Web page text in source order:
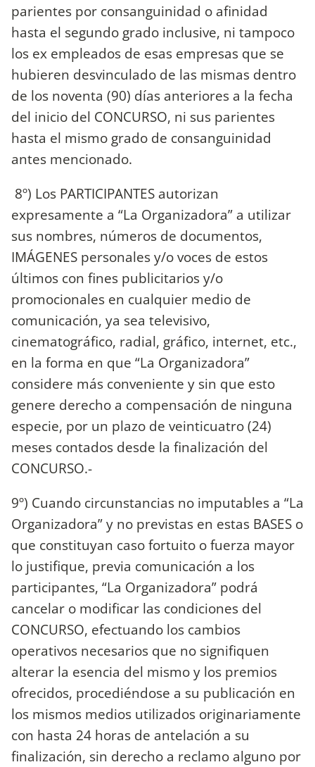
parientes por consanguinidad o afinidad
hasta el segundo grado inclusive, ni tampoco
los ex empleados de esas empresas que se
hubieren desvinculado de las mismas dentro
de los noventa (90) días anteriores a la fecha
del inicio del CONCURSO, ni sus parientes
hasta el mismo grado de consanguinidad
antes mencionado.
8º) Los PARTICIPANTES autorizan
expresamente a “La Organizadora” a utilizar
sus nombres, números de documentos,
IMÁGENES personales y/o voces de estos
últimos con fines publicitarios y/o
promocionales en cualquier medio de
comunicación, ya sea televisivo,
cinematográfico, radial, gráfico, internet, etc.,
en la forma en que “La Organizadora”
considere más conveniente y sin que esto
genere derecho a compensación de ninguna
especie, por un plazo de veinticuatro (24)
meses contados desde la finalización del
CONCURSO.-
9º) Cuando circunstancias no imputables a “La
Organizadora” y no previstas en estas BASES o
que constituyan caso fortuito o fuerza mayor
lo justifique, previa comunicación a los
participantes, “La Organizadora” podrá
cancelar o modificar las condiciones del
CONCURSO, efectuando los cambios
operativos necesarios que no signifiquen
alterar la esencia del mismo y los premios
ofrecidos, procediéndose a su publicación en
los mismos medios utilizados originariamente
con hasta 24 horas de antelación a su
finalización, sin derecho a reclamo alguno por